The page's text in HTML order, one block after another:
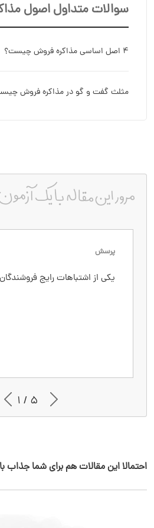
سوالات متداول اصول
4 اصل اساسی مذاکره فروش چیست؟
مثلث گفت و گو در مذاکره فروش
پرسش
یکی از اشتباهات رایج
ارائه تخفیف خیلی زود، بدون
1 / 5
احتمالا این مقالات هم برای شما جذاب